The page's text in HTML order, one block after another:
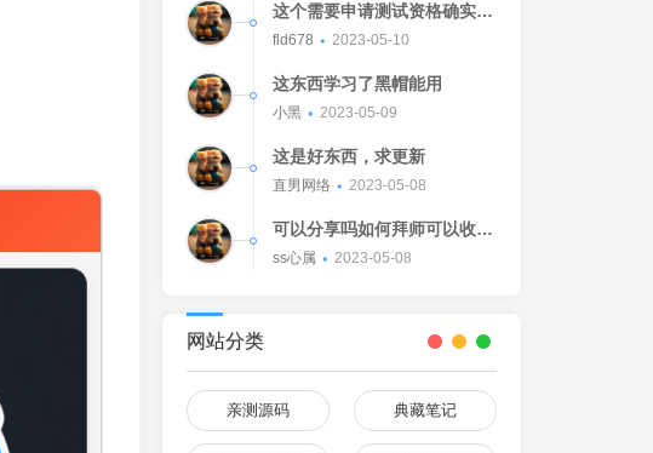
这个需要申请测试资格确实不
错的东西
fld678 2023-05-10
这东西学习了黑帽能用
小黑 2023-05-09
这是好东西，求更新
直男网络 2023-05-08
可以分享吗如何拜师可以收我
吗[Watermelon]
ss心属 2023-05-08
网站分类
亲测源码 典藏笔记